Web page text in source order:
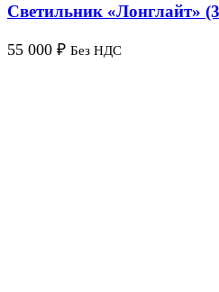
Светильник «Лонглайт»
55 000 ₽ Без НДС